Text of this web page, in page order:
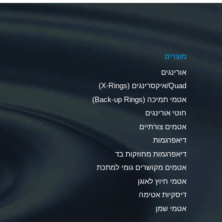
Ammonia Anhydrous
Ammonia Gas (hot)
Ammonium Carbonate (Aqueous)
Ammonium Chloride (Aqueous)
Ammonium Hydroxide (conc.)
Ammonium Nitrate (Aqueous)
Ammonium Nitrite (Aqueous)
מוצרים
אורינגים
Quad/איקסרינגים (X-Rings)
אטמי תמיכה (Back-up Rings)
חוטי אורינגים
אטמים צורתיים
דיאפרגמות
דיאפרגמות מחוזקות בד
אטמים מקושרים גומי למתכת
אטמי חיוץ לאוגן
דיסקיות אטימה
אטמי שמן